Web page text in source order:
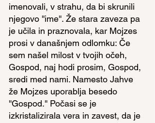
imenovali, v strahu, da bi skrunili
njegovo ''ime''. Že stara zaveza pa
je učila in praznovala, kar Mojzes
prosi v današnjem odlomku: Če
sem našel milost v tvojih očeh,
Gospod, naj hodi prosim, Gospod,
sredi med nami. Namesto Jahve
že Mojzes uporablja besedo
''Gospod.'' Počasi se je
izkristalizirala vera in zavest, da je